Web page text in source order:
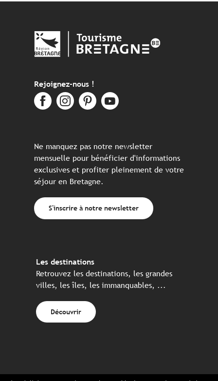
Rejoignez-nous !
Ne manquez pas notre newsletter
mensuelle pour bénéficier d'informations
exclusives et profiter pleinement de votre
séjour en Bretagne.
S'inscrire à notre newsletter
Les destinations
Retrouvez les destinations, les grandes
villes, les îles, les immanquables, ...
Découvrir